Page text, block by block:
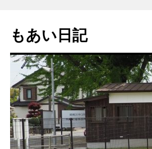
テ
ン
へ
キ
ッ
プ
もあい日記